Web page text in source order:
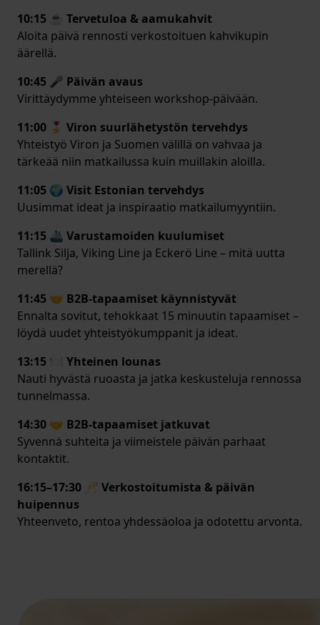
10:15 ☕ Tervetuloa & aamukahvit
Aloita päivä rennosti verkostoituen kahvikupin
äärellä.
10:45 🎤 Päivän avaus
Virittäydymme yhteiseen workshop-päivään.
11:00 🎖️ Viron suurlähetystön tervehdys
Yhteistyö Viron ja Suomen välillä on vahvaa ja
tärkeää niin matkailussa kuin muillakin aloilla.
11:05 🌍 Visit Estonian tervehdys
Uusimmat ideat ja inspiraatio matkailumyyntiin.
11:15 🚢 Varustamoiden kuulumiset
Tallink Silja, Viking Line ja Eckerö Line – mitä uutta
merellä?
11:45 🤝 B2B-tapaamiset käynnistyvät
Ennalta sovitut, tehokkaat 15 minuutin tapaamiset –
löydä uudet yhteistyökumppanit ja ideat.
13:15 🍽️ Yhteinen lounas
Nauti hyvästä ruoasta ja jatka keskusteluja rennossa
tunnelmassa.
14:30 🤝 B2B-tapaamiset jatkuvat
Syvennä suhteita ja viimeistele päivän parhaat
kontaktit.
16:15–17:30 🥂 Verkostoitumista & päivän
huipennus
Yhteenveto, rentoa yhdessäoloa ja odotettu arvonta.